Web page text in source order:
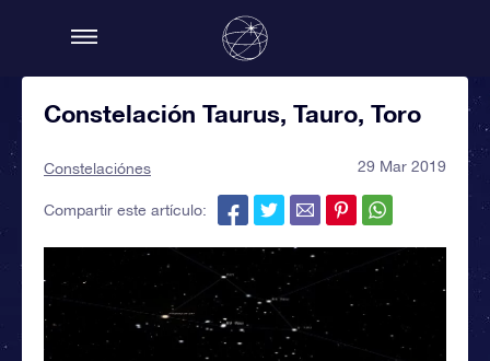
Constelación Taurus, Tauro, Toro
Constelaciónes 29 Mar 2019
Compartir este artículo: